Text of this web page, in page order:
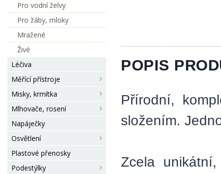
Pro vodní želvy
Pro žáby, mloky
Mražené
Živé
Léčiva
Měřící přístroje
Misky, krmítka
Mlhovače, rosení
Napáječky
Osvětlení
Plastové přenosky
Podestýlky
POPIS
Přírodní,
složením.
Zcela